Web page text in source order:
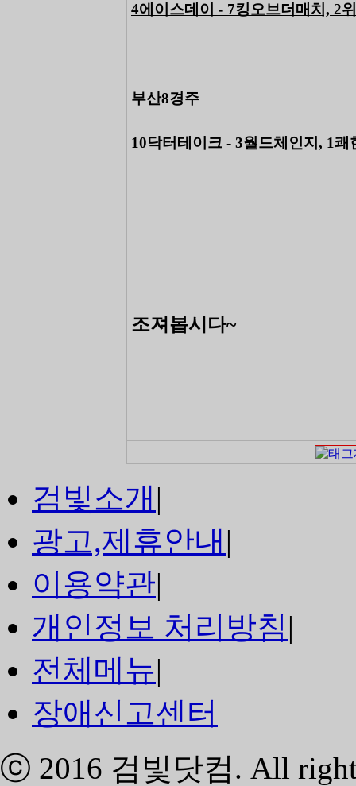
4에이스데이 - 7킹오브더매치, 2
부산8경주
10닥터테이크 - 3월드체인지, 1
조져봅시다~
검빛소개|
광고,제휴안내|
이용약관|
개인정보 처리방침 |
전체메뉴|
장애신고센터
ⓒ 2016 검빛닷컴. All